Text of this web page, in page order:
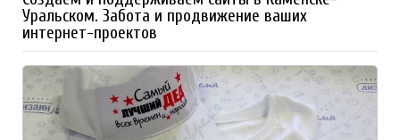
Уральском. Забота и продвижение ваших
интернет-проектов